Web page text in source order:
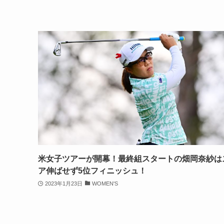
米女子ツアーが開幕！最終組スタートの畑岡奈紗は
ア伸ばせず5位フィニッシュ！
2023年1月23日 WOMEN'S